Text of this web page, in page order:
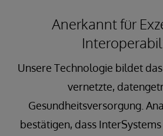
Anerkannt für
Unsere Technologie bildet
vernetzte,
Gesundheitsversorgung.
bestätigen, dass